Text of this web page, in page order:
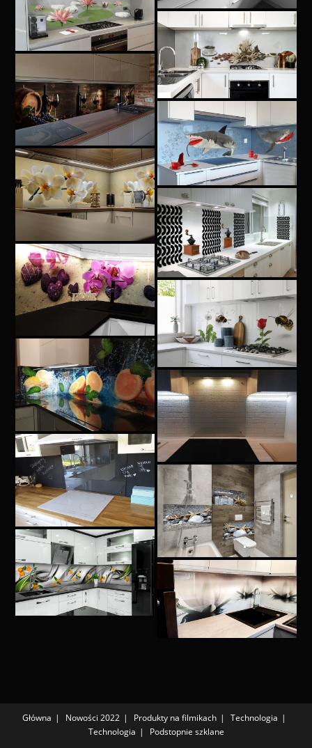
Główna Nowości 2022 Produkty na filmikach
Technologia
Technologia
Podstopnie szklane